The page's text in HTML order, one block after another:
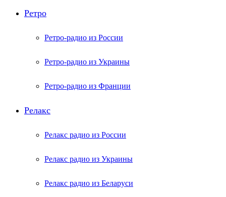
Ретро
Ретро-радио из России
Ретро-радио из Украины
Ретро-радио из Франции
Релакс
Релакс радио из России
Релакс радио из Украины
Релакс радио из Беларуси